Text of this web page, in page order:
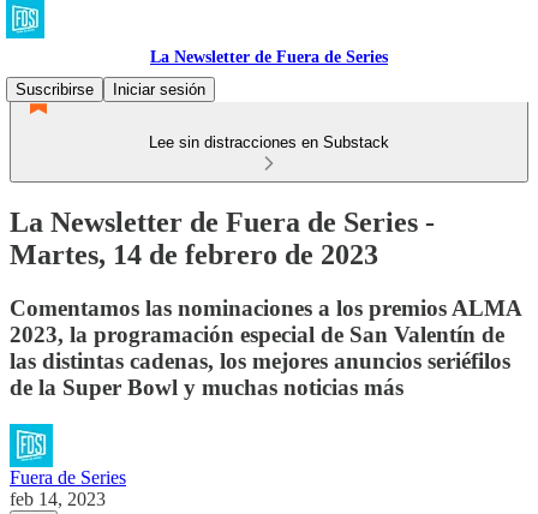
La Newsletter de Fuera de Series
Suscribirse
Iniciar sesión
Lee sin distracciones en Substack
La Newsletter de Fuera de Series -
Martes, 14 de febrero de 2023
Comentamos las nominaciones a los premios ALMA
2023, la programación especial de San Valentín de
las distintas cadenas, los mejores anuncios seriéfilos
de la Super Bowl y muchas noticias más
Fuera de Series
feb 14, 2023